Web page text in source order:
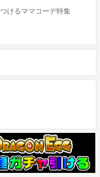
けるママコーデ特集